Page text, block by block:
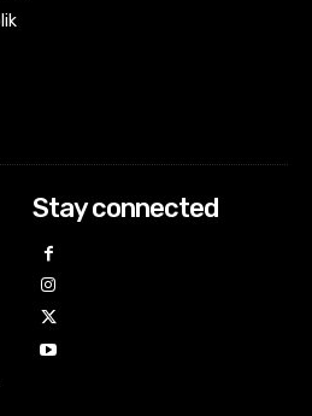
Stay connected